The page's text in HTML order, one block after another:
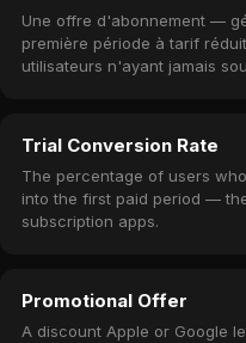
Une offre d'abonnement —
première période à tarif
utilisateurs n'ayant jamais
Trial Conversion Rate
The percentage of users
into the first paid period —
subscription apps.
Promotional Offer
A discount Apple or Google